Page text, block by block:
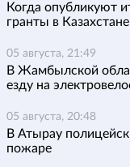
Когда опубликуют
гранты в Казахстане
05 августа, 21:49
В Жамбылской
езду на
05 августа, 20:48
В Атырау
пожаре